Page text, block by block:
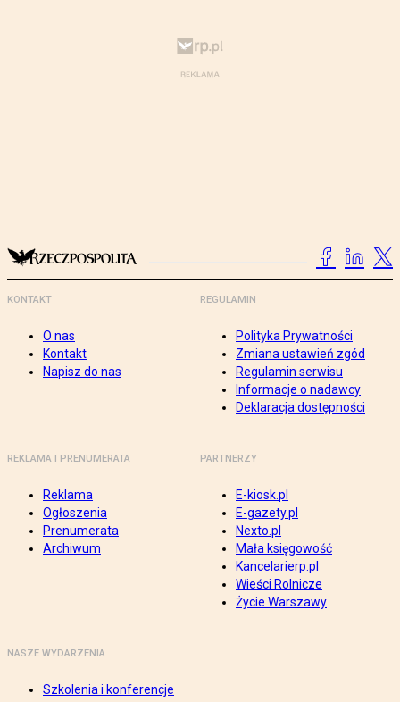
KONTAKT
O nas
Kontakt
Napisz do nas
REGULAMIN
Polityka Prywatności
Zmiana ustawień zgód
Regulamin serwisu
Informacje o nadawcy
Deklaracja dostępności
REKLAMA I PRENUMERATA
Reklama
Ogłoszenia
Prenumerata
Archiwum
PARTNERZY
E-kiosk.pl
E-gazety.pl
Nexto.pl
Mała księgowość
Kancelarierp.pl
Wieści Rolnicze
Życie Warszawy
NASZE WYDARZENIA
Szkolenia i konferencje